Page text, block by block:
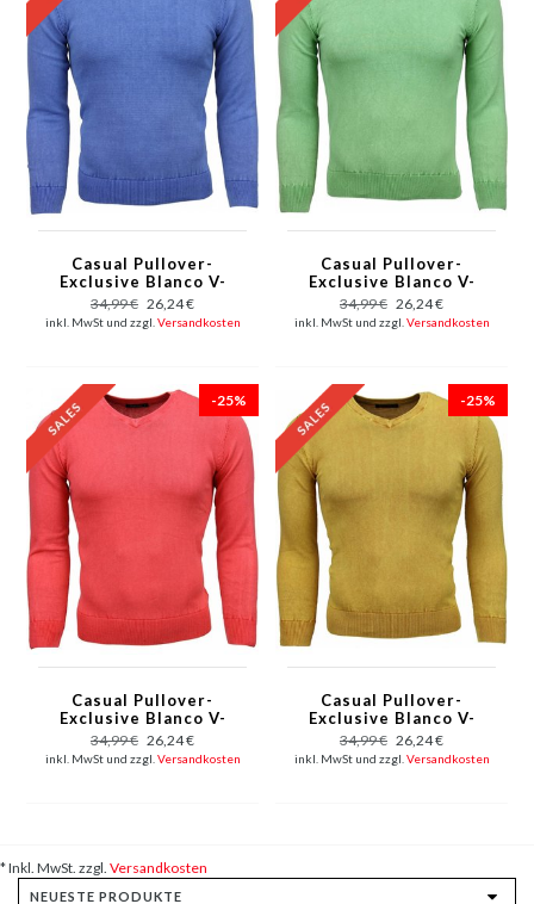
Casual Pullover-
Exclusive Blanco V-
Hals - Blau
34,99 € 26,24 €
inkl. MwSt und zzgl. Versandkosten
Casual Pullover-
Exclusive Blanco V-
Hals - Grün
34,99 € 26,24 €
inkl. MwSt und zzgl. Versandkosten
-25%
Casual Pullover-
Exclusive Blanco V-
Hals - Rosa/Rot
34,99 € 26,24 €
inkl. MwSt und zzgl. Versandkosten
-25%
Casual Pullover-
Exclusive Blanco V-
Hals - Gelb
34,99 € 26,24 €
inkl. MwSt und zzgl. Versandkosten
* Inkl. MwSt. zzgl. Versandkosten